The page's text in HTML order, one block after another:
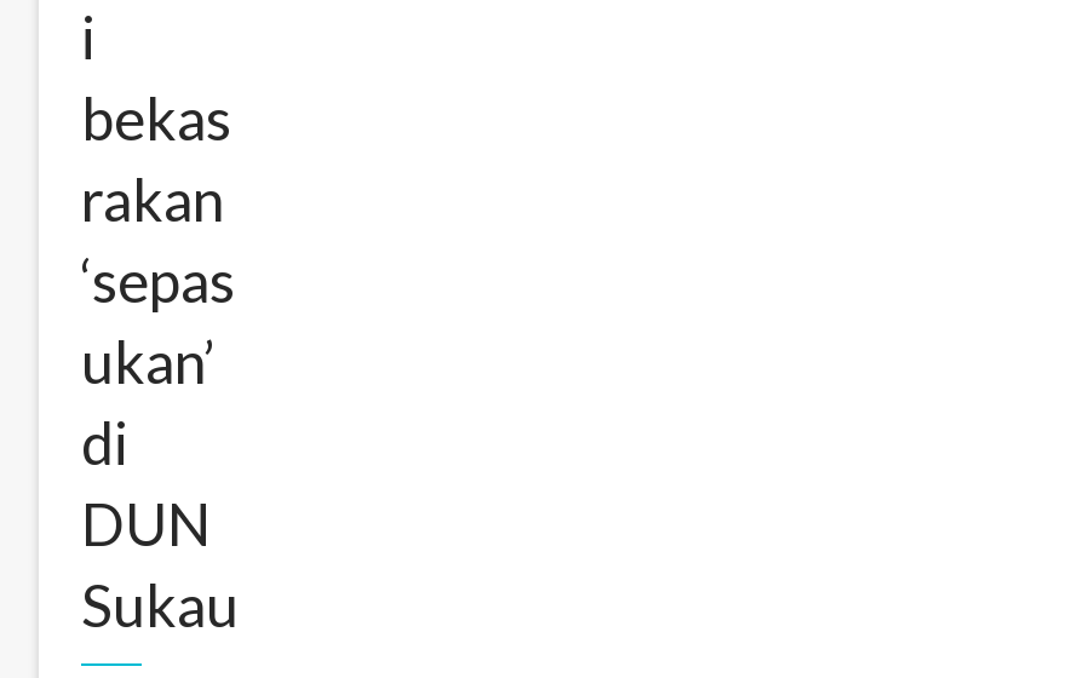
i
bekas
rakan
‘sepas
ukan’
di
DUN
Sukau